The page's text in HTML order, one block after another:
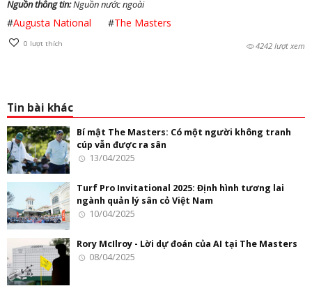
Nguồn thông tin:Nguồn nước ngoài
#Augusta National #The Masters
0 lượt thích 4242 lượt xem
Tin bài khác
Bí mật The Masters: Có một người không tranh
cúp vẫn được ra sân
13/04/2025
Turf Pro Invitational 2025: Định hình tương lai
ngành quản lý sân cỏ Việt Nam
10/04/2025
Rory McIlroy - Lời dự đoán của AI tại The Masters
08/04/2025